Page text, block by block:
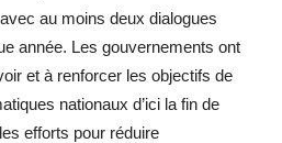
au moins deux dialogues
année. Les gouvernements ont
et à renforcer les objectifs de
nationaux d’ici la fin de
efforts pour réduire